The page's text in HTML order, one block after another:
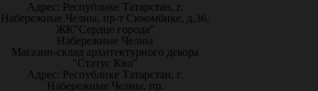
Адрес: Республике Татарстан, г.
Набережные Челны, пр-т Сююмбике, д.36,
ЖК"Сердце города"
Набережные Челны
Магазин-склад архитектурного декора
"Статус Кво"
Адрес: Республике Татарстан, г.
Набережные Челны, пр.